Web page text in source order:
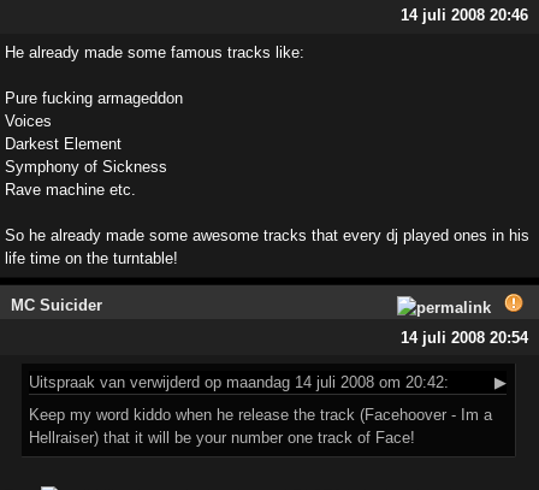
14 juli 2008 20:46
He already made some famous tracks like:
Pure fucking armageddon
Voices
Darkest Element
Symphony of Sickness
Rave machine etc.
So he already made some awesome tracks that every dj played ones in his
life time on the turntable!
MC Suicider
14 juli 2008 20:54
Uitspraak van verwijderd op maandag 14 juli 2008 om 20:42:
▶
Keep my word kiddo when he release the track (Facehoover - Im a
Hellraiser) that it will be your number one track of Face!